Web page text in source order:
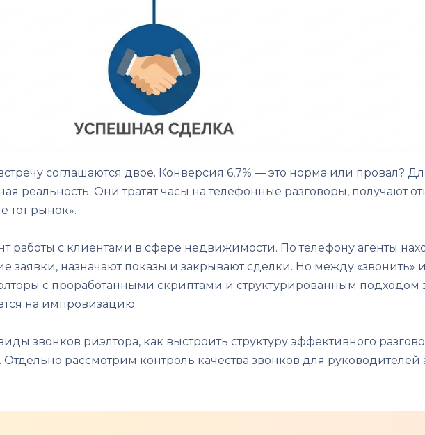
соглашаются двое. Конверсия 6,7% — это норма или провал?
реальность. Они тратят часы на телефонные разговоры, получают
тот рынок».
работы с клиентами в сфере недвижимости. По телефону агенты
заявки, назначают показы и закрывают сделки. Но между «звонить»
с проработанными скриптами и структурированным подходом
на импровизацию.
звонков риэлтора, как выстроить структуру эффективного
рассмотрим контроль качества звонков для руководителей